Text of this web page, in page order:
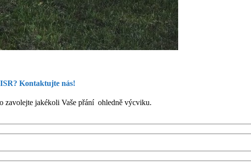
Kontaktujte nás!
zavolejte jakékoli Vaše přání ohledně výcviku.